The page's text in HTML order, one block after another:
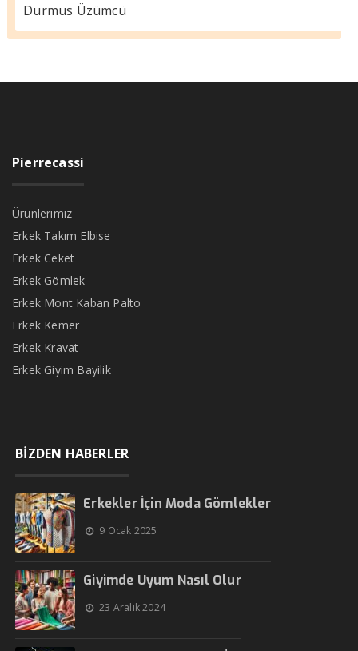
Durmus Üzümcü
Pierrecassi
Ürünlerimiz
Erkek Takım Elbise
Erkek Ceket
Erkek Gömlek
Erkek Mont Kaban Palto
Erkek Kemer
Erkek Kravat
Erkek Giyim Bayilik
BİZDEN HABERLER
Erkekler İçin Moda Gömlekler
9 Ocak 2025
Giyimde Uyum Nasıl Olur
23 Aralık 2024